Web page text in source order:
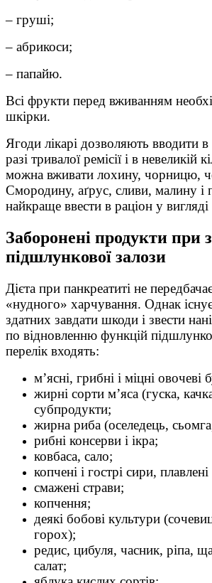
– груші;
– абрикоси;
– папайю.
Всі фрукти перед вживанням
шкірки.
Ягоди лікарі дозволяють вводити
разі тривалої ремісії і в невеликій
можна вживати лохину, чорницю,
Смородину, аґрус, сливи, малину і
найкраще ввести в раціон у вигляді
Заборонені продукти при
підшлункової залози
Дієта при панкреатиті не
«нудного» харчування. Однак
здатних завдати шкоди і звести
по відновленню функцій
перелік входять:
м’ясні, грибні і міцні овочеві
жирні сорти м’яса (гуска,
субпродукти;
жирна риба (оселедець,
рибні консерви і ікра;
ковбаса, сало;
копчені і гострі сири,
смажені страви;
копчення;
деякі бобові культури
горох);
редис, цибуля, часник, ріпа,
салат;